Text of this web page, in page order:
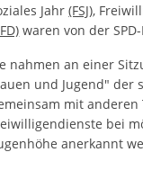
Jahr(FSJ),
waren von der
nahmen an einer
und Jugend" der
mit
bei
anerkannt